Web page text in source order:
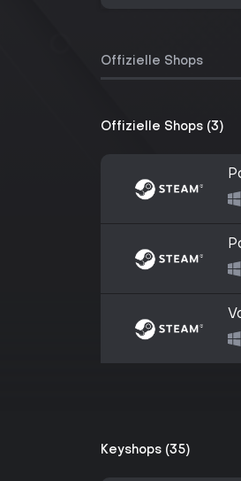
Offizielle Shops
Offizielle Shops (3)
Keyshops (35)